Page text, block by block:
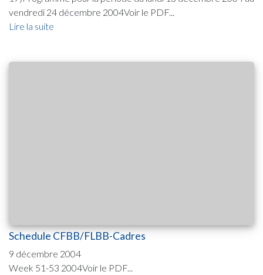
vendredi 24 décembre 2004Voir le PDF...
Lire la suite
Schedule CFBB/FLBB-Cadres
9 décembre 2004
Week 51-53 2004Voir le PDF...